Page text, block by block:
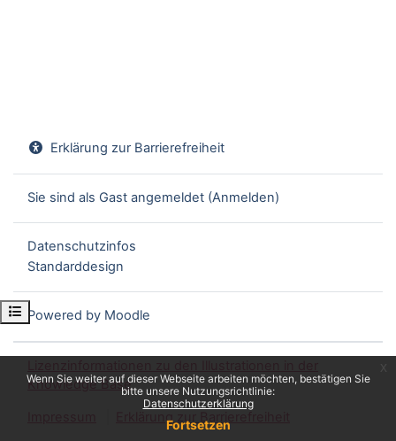
Wenn Sie weiter auf dieser Webseite arbeiten möchten, bestätigen Sie
bitte unsere Nutzungsrichtlinie:
Datenschutzerklärung
Fortsetzen
Kursindex öffnen
Erklärung zur Barrierefreiheit
Sie sind als Gast angemeldet (Anmelden)
Datenschutzinfos
Standarddesign
Powered by Moodle
Knowledge Base
Erklärung zur Barrierefreiheit